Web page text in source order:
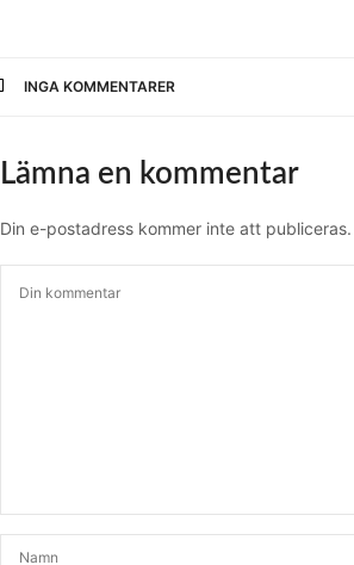
INGA KOMMENTARER
Lämna en kommentar
Din e-postadress kommer inte att publiceras.